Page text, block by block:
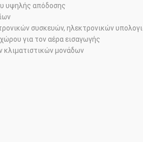
υψηλής απόδοσης
συσκευών, ηλεκτρονικών
για τον αέρα εισαγωγής
κλιματιστικών μονάδων